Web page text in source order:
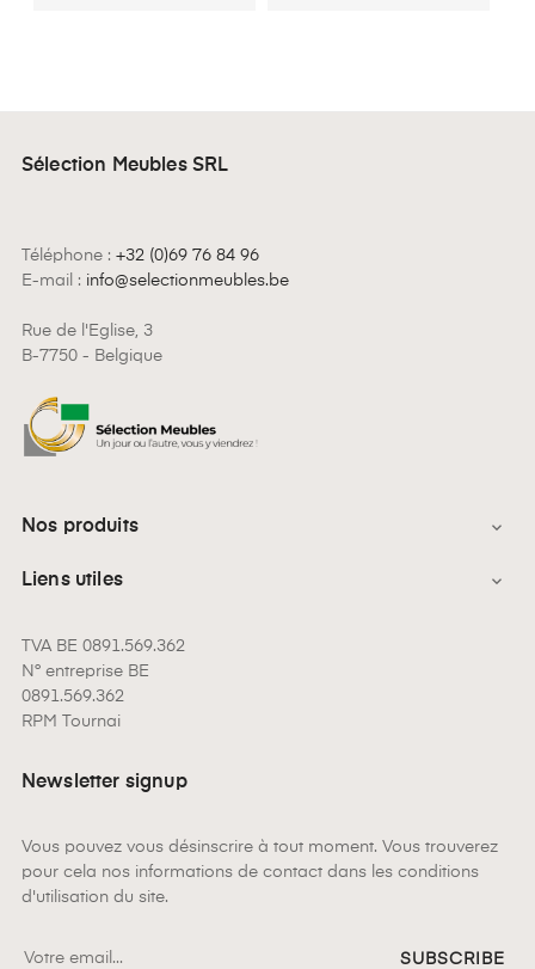
Sélection Meubles SRL
Téléphone : +32 (0)69 76 84 96
E-mail : info@selectionmeubles.be
Rue de l'Eglise, 3
B-7750 - Belgique
Nos produits 
Liens utiles 
TVA BE 0891.569.362
N° entreprise BE
0891.569.362
RPM Tournai
Newsletter signup
Vous pouvez vous désinscrire à tout moment. Vous trouverez
pour cela nos informations de contact dans les conditions
d'utilisation du site.
SUBSCRIBE